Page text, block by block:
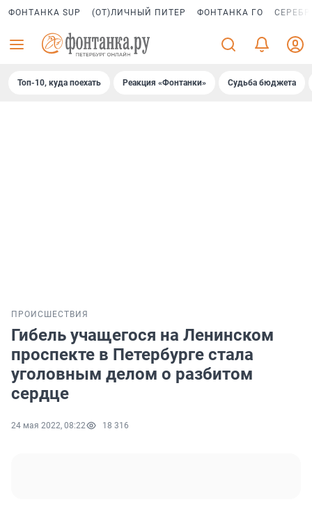
ФОНТАНКА SUP (ОТ)ЛИЧНЫЙ ПИТЕР ФОНТАНКА ГО
Топ-10, куда поехать Реакция «Фонтанки» Судьба бюджета
ПРОИСШЕСТВИЯ
Гибель учащегося на Ленинском
проспекте в Петербурге стала
уголовным делом о разбитом
сердце
24 мая 2022, 08:22 18 316